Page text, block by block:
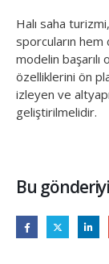
Halı saha
sporcuların
modelin başarılı
özelliklerini ön
izleyen ve
geliştirilmelidir.
Bu